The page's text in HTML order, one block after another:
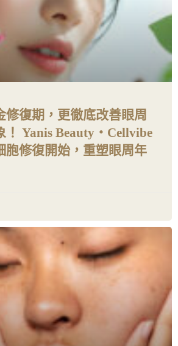
修復期，更徹底改善眼周
！ Yanis Beauty・Cellvibe
胞修復開始，重塑眼周年